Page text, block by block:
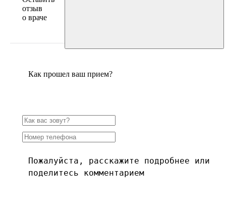
отзыв
о враче
Как прошел ваш прием?